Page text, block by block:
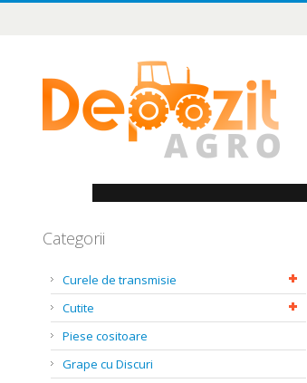
Categorii
Curele de transmisie
Cutite
Piese cositoare
Grape cu Discuri